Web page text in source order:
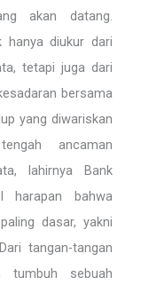
akan datang.
hanya diukur dari
tetapi juga dari
bersama
yang diwariskan
ancaman
lahirnya Bank
harapan bahwa
dasar, yakni
tangan-tangan
tumbuh sebuah